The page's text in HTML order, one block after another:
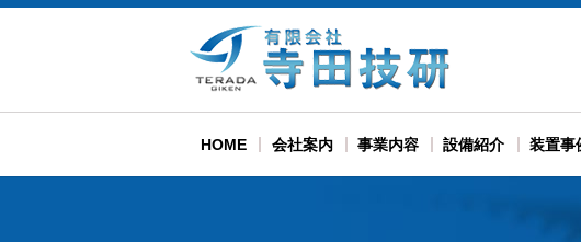
HOME 会社案内 事業内容 設備紹介 装置事